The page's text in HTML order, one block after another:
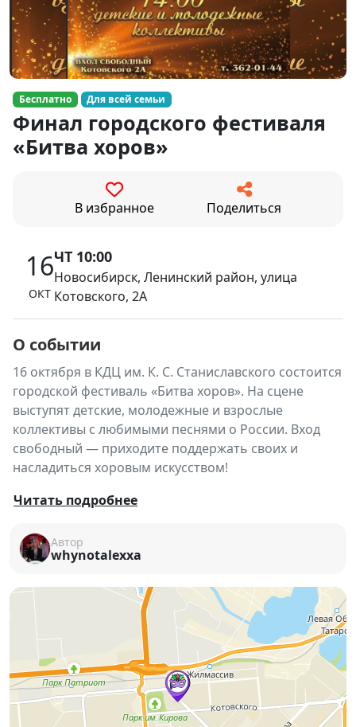
Бесплатно Для всей семьи
Финал городского фестиваля
«Битва хоров»
В избранное Поделиться
16
ОКТ
ЧТ 10:00
Новосибирск, Ленинский район, улица
Котовского, 2А
О событии
16 октября в КДЦ им. К. С. Станиславского состоится
городской фестиваль «Битва хоров». На сцене
выступят детские, молодежные и взрослые
коллективы с любимыми песнями о России. Вход
свободный — приходите поддержать своих и
насладиться хоровым искусством!
💥 БИТВА ХОРОВ
ПРИБЛИЖАЕТСЯ! 💥
‼️Внимание!Изменился регламент проведения
📅 Расписание выступлений:
16 октября в 10:00 — выступлениявзрослых
хоровых коллективов
🎵16 октября в 14:00— выступлениядетских и
молодежных хоровых коллективов
Читать подробнее
Автор
whynotalexxa